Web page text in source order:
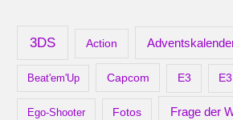
3DS Action
Beat'em'Up Capcom E3
Ego-Shooter Fotos Frage der